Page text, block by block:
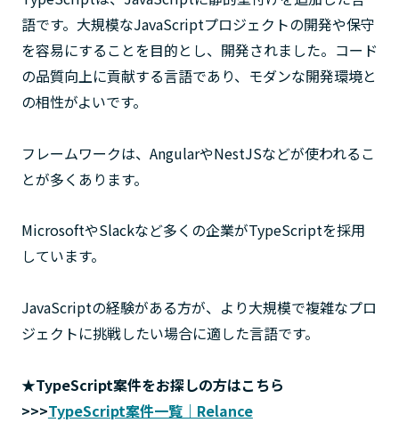
語です。大規模なJavaScriptプロジェクトの開発や保守
を容易にすることを目的とし、開発されました。コード
の品質向上に貢献する言語であり、モダンな開発環境と
の相性がよいです。
フレームワークは、AngularやNestJSなどが使われるこ
とが多くあります。
MicrosoftやSlackなど多くの企業がTypeScriptを採用
しています。
JavaScriptの経験がある方が、より大規模で複雑なプロ
ジェクトに挑戦したい場合に適した言語です。
★TypeScript案件をお探しの方はこちら
>>>TypeScript案件一覧｜Relance